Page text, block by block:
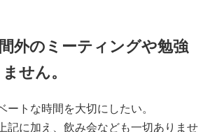
のミーティングや勉強
せん。
ートな時間を大切にしたい。
記に加え、飲み会なども一切ありませ